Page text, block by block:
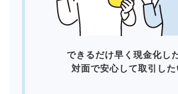
できるだけ早く現金化し
対面で安心して取引した